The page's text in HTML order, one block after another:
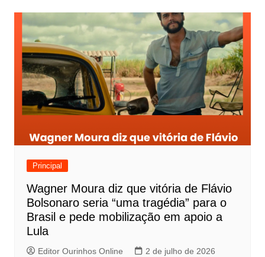
Principal
Wagner Moura diz que vitória de Flávio
Bolsonaro seria “uma tragédia” para o
Brasil e pede mobilização em apoio a
Lula
Editor Ourinhos Online 2 de julho de 2026